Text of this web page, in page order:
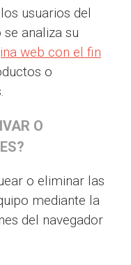
usuarios del
analiza su
web con el fin
o
O
o eliminar las
mediante la
del navegador